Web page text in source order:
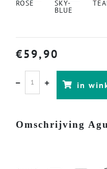
ROSE SKY-
BLUE
€59,90
in
Omschrijving